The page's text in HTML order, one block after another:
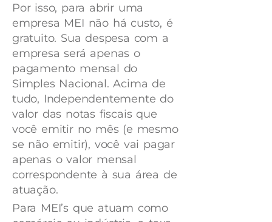
Por isso, para abrir uma
empresa MEI não há custo, é
gratuito. Sua despesa com a
empresa será apenas o
pagamento mensal do
Simples Nacional. Acima de
tudo, Independentemente do
valor das notas fiscais que
você emitir no mês (e mesmo
se não emitir), você vai pagar
apenas o valor mensal
correspondente à sua área de
atuação.
Para MEI’s que atuam como